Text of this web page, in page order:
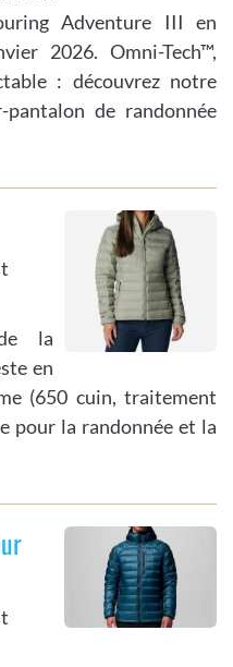
Adventure III en
2026. Omni-Tech™,
: découvrez notre
de randonnée
la
en
(650 cuin, traitement
pour la randonnée et la